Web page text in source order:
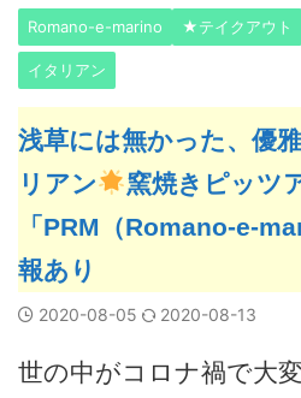
Romano-e-marino ★テイクアウト
イタリアン
浅草には無かった、優
リアン
窯焼きピッツ
「PRM（Romano-e-
報あり
2020-08-05 2020-08-13
世の中がコロナ禍で大